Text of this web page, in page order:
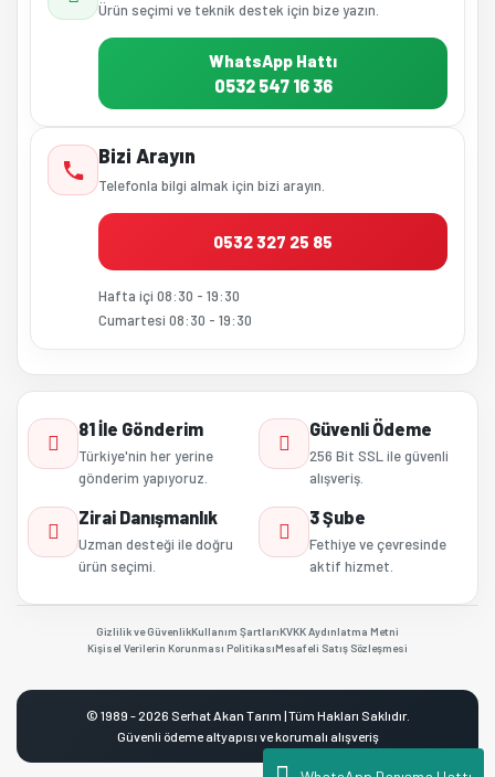
Ürün seçimi ve teknik destek için bize yazın.
WhatsApp Hattı
0532 547 16 36
Bizi Arayın
Telefonla bilgi almak için bizi arayın.
0532 327 25 85
Hafta içi 08:30 - 19:30
Cumartesi 08:30 - 19:30
81 İle Gönderim
Türkiye'nin her yerine
gönderim yapıyoruz.
Güvenli Ödeme
256 Bit SSL ile güvenli
alışveriş.
Zirai Danışmanlık
Uzman desteği ile doğru
ürün seçimi.
3 Şube
Fethiye ve çevresinde
aktif hizmet.
Gizlilik ve GüvenlikKullanım ŞartlarıKVKK Aydınlatma Metni
Kişisel Verilerin Korunması PolitikasıMesafeli Satış Sözleşmesi
© 1989 - 2026 Serhat Akan Tarım | Tüm Hakları Saklıdır.
Güvenli ödeme altyapısı ve korumalı alışveriş